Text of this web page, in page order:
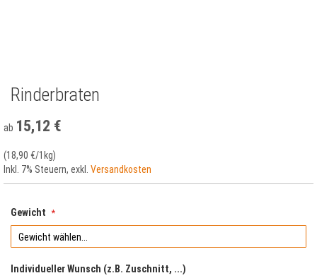
Zum
der
Bildergalerie
Rinderbraten
ab 15,12 €
(18,90 €/1kg)
Inkl. 7% Steuern, exkl. Versandkosten
Gewicht
Individueller Wunsch (z.B. Zuschnitt, ...)